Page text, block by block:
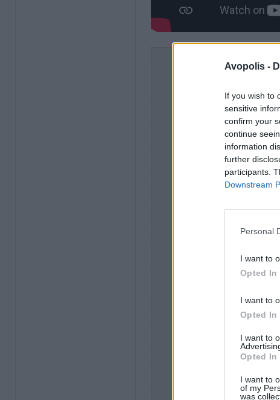
Avopolis -
If you wish to
sensitive
confirm your
continue
information
further
participants.
Downstream
Personal
I want to
Opted In
I want to
Opted In
I want to
Opted In
I want to
of my
was